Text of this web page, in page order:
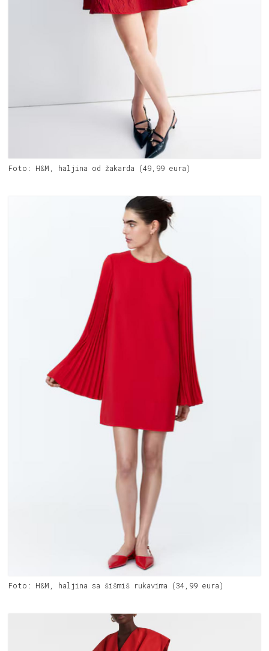
Foto: H&M, haljina od žakarda (49,99 eura)
Foto: H&M, haljina sa šišmiš rukavima (34,99 eura)